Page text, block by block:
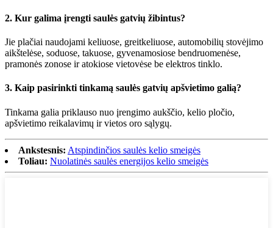
2. Kur galima įrengti saulės gatvių žibintus?
Jie plačiai naudojami keliuose, greitkeliuose, automobilių stovėjimo
aikštelėse, soduose, takuose, gyvenamosiose bendruomenėse,
pramonės zonose ir atokiose vietovėse be elektros tinklo.
3. Kaip pasirinkti tinkamą saulės gatvių apšvietimo galią?
Tinkama galia priklauso nuo įrengimo aukščio, kelio pločio,
apšvietimo reikalavimų ir vietos oro sąlygų.
Ankstesnis: Atspindinčios saulės kelio smeigės
Toliau: Nuolatinės saulės energijos kelio smeigės